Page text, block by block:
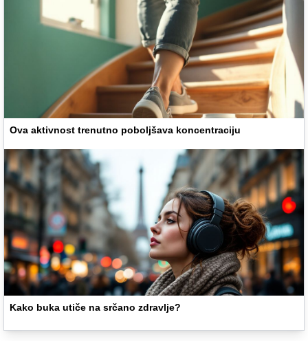
Ova aktivnost trenutno poboljšava koncentraciju
Kako buka utiče na srčano zdravlje?